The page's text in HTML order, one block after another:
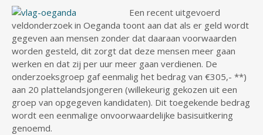
Een recent uitgevoerd
veldonderzoek in Oeganda toont aan dat als er geld wordt
gegeven aan mensen zonder dat daaraan voorwaarden
worden gesteld, dit zorgt dat deze mensen meer gaan
werken en dat zij per uur meer gaan verdienen. De
onderzoeksgroep gaf eenmalig het bedrag van €305,- **)
aan 20 plattelandsjongeren (willekeurig gekozen uit een
groep van opgegeven kandidaten). Dit toegekende bedrag
wordt een eenmalige onvoorwaardelijke basisuitkering
genoemd.